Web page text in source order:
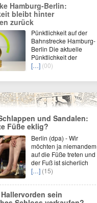
Hamburg-Berlin:
bleibt hinter
zurück
Pünktlichkeit auf der
Bahnstrecke Hamburg-
Berlin Die aktuelle
Pünktlichkeit der
[…] (00)
und Sandalen:
Füße eklig?
Berlin (dpa) - Wir
möchten ja niemandem
auf die Füße treten und
der Fuß ist sicherlich
[…] (15)
sein